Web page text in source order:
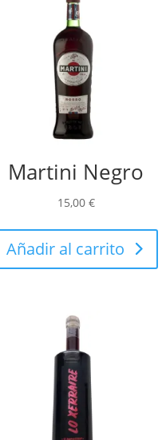
Martini Negro
15,00 €
Añadir al carrito